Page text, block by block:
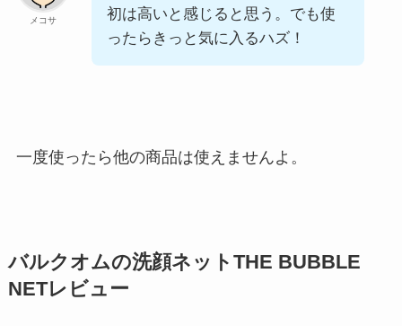
メコサ
初は高いと感じると思う。でも使
ったらきっと気に入るハズ！
一度使ったら他の商品は使えませんよ。
バルクオムの洗顔ネットTHE BUBBLE
NETレビュー